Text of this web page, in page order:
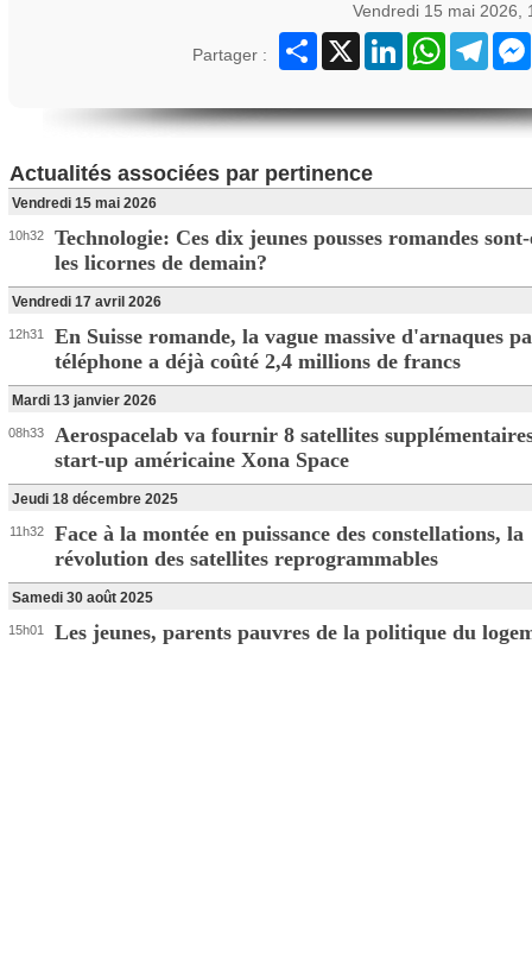
Vendredi 15 mai 2026,
Partager :
Partager
X LinkedInWhatsApp
Actualités associées par pertinence
Vendredi 15 mai 2026
10h32
Technologie: Ces dix jeunes pousses romandes
les licornes de demain?
Vendredi 17 avril 2026
12h31
En Suisse romande, la vague massive d'arnaques
téléphone a déjà coûté 2,4 millions de francs
Mardi 13 janvier 2026
08h33
Aerospacelab va fournir 8 satellites
start-up américaine Xona Space
Jeudi 18 décembre 2025
11h32
Face à la montée en puissance des constellations, la
révolution des satellites reprogrammables
Samedi 30 août 2025
15h01 Les jeunes, parents pauvres de la politique du